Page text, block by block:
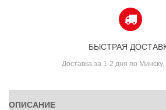
БЫСТРАЯ
Доставка за 1-2 дня по
ОПИСАНИЕ